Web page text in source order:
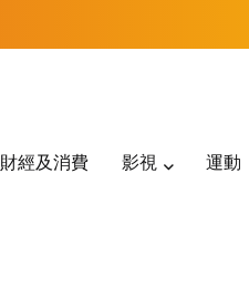
財經及消費 影視 運動